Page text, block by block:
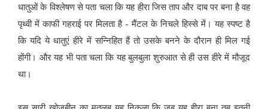
धातुओं के विश्लेषण से पता चला कि यह हीरा जिस ताप और दाब पर बना है वह
पृथ्वी में काफी गहराई पर मिलता है - मैंटल के निचले हिस्से में। यह स्पष्ट है
कि यदि ये धातुएं हीरे में सन्निहित हैं तो उसके बनने के दौरान ही मिल गई
होंगी। और यह भी पता चला कि यह बुलबुला शुरुआत से ही उस हीरे में मौजूद
था।